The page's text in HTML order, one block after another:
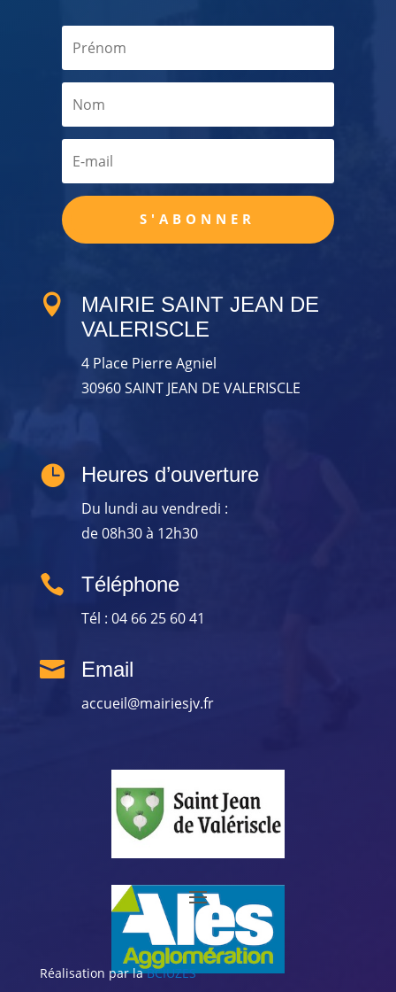
S'ABONNER

MAIRIE SAINT JEAN DE
VALERISCLE
4 Place Pierre Agniel
30960 SAINT JEAN DE VALERISCLE
 Heures d’ouverture
Du lundi au vendredi :
de 08h30 à 12h30
 Téléphone
Tél : 04 66 25 60 41
 Email
accueil@mairiesjv.fr
Réalisation par laBCIUZES